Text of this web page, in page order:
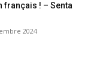
français ! – Senta
2024